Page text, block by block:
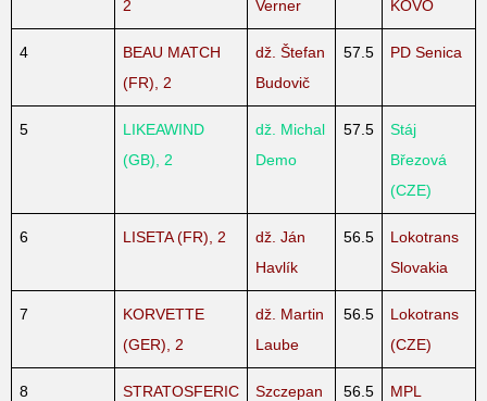
2
Verner
KOVO
4
BEAU MATCH
(FR), 2
dž. Štefan
Budovič
57.5 PD Senica
5
LIKEAWIND
(GB), 2
dž. Michal
Demo
57.5
Stáj
Březová
(CZE)
6 LISETA (FR), 2
dž. Ján
Havlík
56.5
Lokotrans
Slovakia
7
KORVETTE
(GER), 2
dž. Martin
Laube
56.5
Lokotrans
(CZE)
8
STRATOSFERIC
Szczepan
56.5
MPL